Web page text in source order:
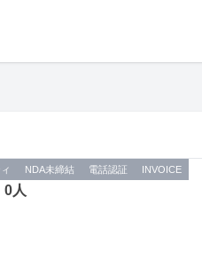
NDA未締結 電話認証 INVOICE
0人